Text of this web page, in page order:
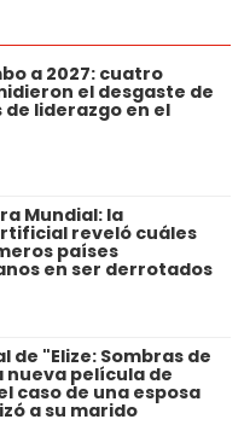
a 2027: cuatro
el desgaste de
de liderazgo en el
Mundial: la
reveló cuáles
países
en ser derrotados
de "Elize: Sombras de
nueva película de
caso de una esposa
a su marido